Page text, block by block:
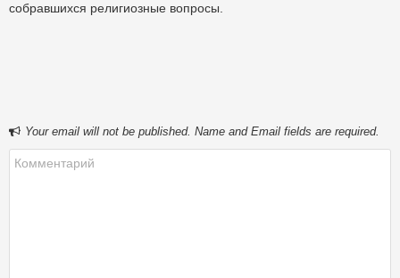
собравшихся религиозные вопросы.
Your email will not be published. Name and Email fields are required.